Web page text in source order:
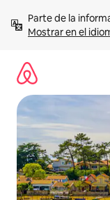
contenidoMostrar en el